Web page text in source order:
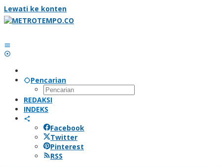
Lewati ke konten
Pencarian
REDAKSI
INDEKS
Facebook
Twitter
Pinterest
RSS